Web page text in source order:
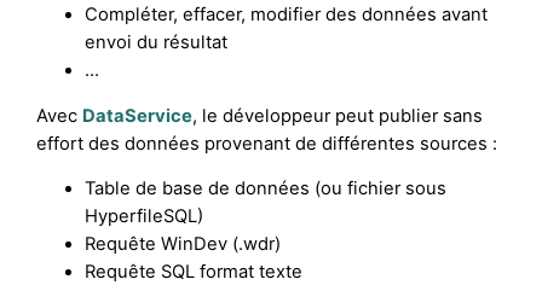
Compléter, effacer, modifier des données avant
envoi du résultat
…
Avec DataService, le développeur peut publier sans
effort des données provenant de différentes sources :
Table de base de données (ou fichier sous
HyperfileSQL)
Requête WinDev (.wdr)
Requête SQL format texte